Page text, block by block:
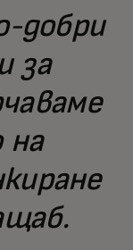
добри
за
на